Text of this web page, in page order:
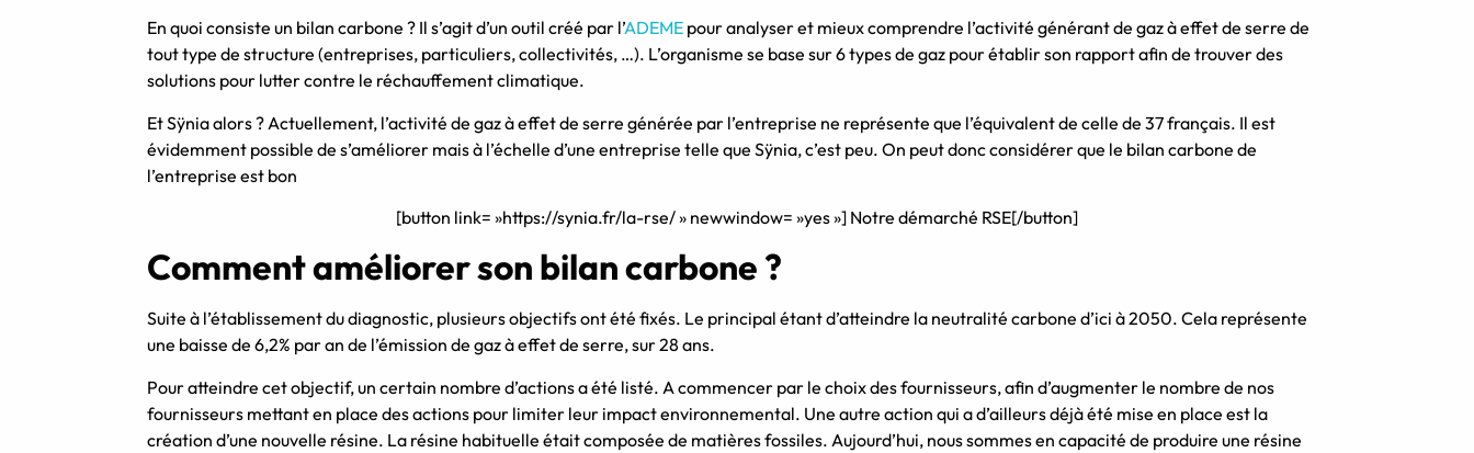
En quoi consiste un bilan carbone ? Il s’agit d’un outil créé par l’ADEME pour analyser et mieux comprendre l’activité générant de gaz à effet de serre de
tout type de structure (entreprises, particuliers, collectivités, …). L’organisme se base sur 6 types de gaz pour établir son rapport afin de trouver des
solutions pour lutter contre le réchauffement climatique.
Et Sÿnia alors ? Actuellement, l’activité de gaz à effet de serre générée par l’entreprise ne représente que l’équivalent de celle de 37 français. Il est
évidemment possible de s’améliorer mais à l’échelle d’une entreprise telle que Sÿnia, c’est peu. On peut donc considérer que le bilan carbone de
l’entreprise est bon
[button link= »https://synia.fr/la-rse/ » newwindow= »yes »] Notre démarché RSE[/button]
Comment améliorer son bilan carbone ?
Suite à l’établissement du diagnostic, plusieurs objectifs ont été fixés. Le principal étant d’atteindre la neutralité carbone d’ici à 2050. Cela représente
une baisse de 6,2% par an de l’émission de gaz à effet de serre, sur 28 ans.
Pour atteindre cet objectif, un certain nombre d’actions a été listé. A commencer par le choix des fournisseurs, afin d’augmenter le nombre de nos
fournisseurs mettant en place des actions pour limiter leur impact environnemental. Une autre action qui a d’ailleurs déjà été mise en place est la
création d’une nouvelle résine. La résine habituelle était composée de matières fossiles. Aujourd’hui, nous sommes en capacité de produire une résine